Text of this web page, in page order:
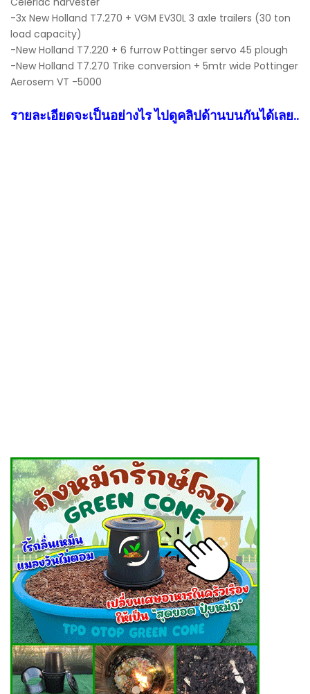
-3x New Holland T7.270 + VGM EV30L 3 axle trailers (30 ton
load capacity)
-New Holland T7.220 + 6 furrow Pottinger servo 45 plough
-New Holland T7.270 Trike conversion + 5mtr wide Pottinger
Aerosem VT -5000
รายละเอียดจะเป็นอย่างไร ไปดูคลิปด้านบนกันได้เลย..